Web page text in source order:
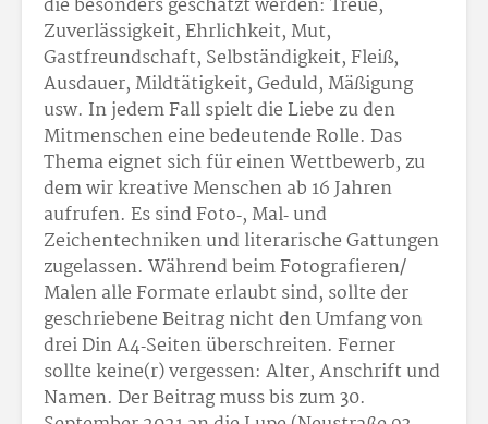
Zuverlässigkeit, Ehrlichkeit, Mut,
Gastfreundschaft, Selbständigkeit, Fleiß,
Ausdauer, Mildtätigkeit, Geduld, Mäßigung
usw. In jedem Fall spielt die Liebe zu den
Mitmenschen eine bedeutende Rolle. Das
Thema eignet sich für ei­nen Wettbewerb, zu
dem wir kreative Menschen ab 16 Jahren
aufrufen. Es sind Foto‑, Mal‑ und
Zeichentechniken und literarische Gattungen
zugelassen. Während beim Fotografieren/
Malen alle Formate erlaubt sind, sollte der
geschriebene Beitrag nicht den Umfang von
drei Din A4‑Seiten überschreiten. Ferner
sollte keine(r) vergessen: Alter, Anschrift und
Namen. Der Beitrag muss bis zum 30.